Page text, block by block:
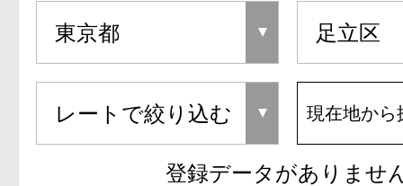
現在地から
登録データがありませ